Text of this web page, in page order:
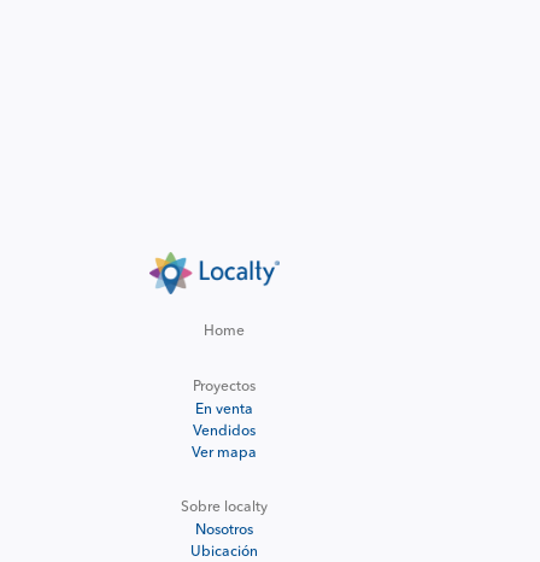
Home
Proyectos
En venta
Vendidos
Ver mapa
Sobre localty
Nosotros
Ubicación